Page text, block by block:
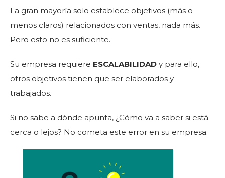
La gran mayoría solo establece objetivos (más o
menos claros) relacionados con ventas, nada más.
Pero esto no es suficiente.
Su empresa requiere ESCALABILIDAD y para ello,
otros objetivos tienen que ser elaborados y
trabajados.
Si no sabe a dónde apunta, ¿Cómo va a saber si está
cerca o lejos? No cometa este error en su empresa.